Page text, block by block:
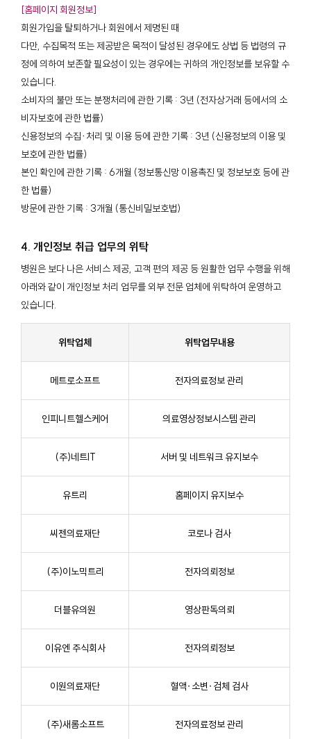
[홈페이지 회원정보]
회원가입을 탈퇴하거나 회원에서 제명된 때
다만, 수집목적 또는 제공받은 목적이 달성된 경우에도 상법 등 법령의 규
정에 의하여 보존할 필요성이 있는 경우에는 귀하의 개인정보를 보유할 수
있습니다.
소비자의 불만 또는 분쟁처리에 관한 기록 : 3년 (전자상거래 등에서의 소
비자보호에 관한 법률)
신용정보의 수집∙처리 및 이용 등에 관한 기록 : 3년 (신용정보의 이용 및
보호에 관한 법률)
본인 확인에 관한 기록 : 6개월 (정보통신망 이용촉진 및 정보보호 등에 관
한 법률)
방문에 관한 기록 : 3개월 (통신비밀보호법)
4. 개인정보 취급 업무의 위탁
병원은 보다 나은 서비스 제공, 고객 편의 제공 등 원활한 업무 수행을 위해
아래와 같이 개인정보 처리 업무를 외부 전문 업체에 위탁하여 운영하고
있습니다.
위탁업체 위탁업무내용
메트로소프트 전자의료정보 관리
인피니트헬스케어 의료영상정보시스템 관리
(주)네트IT 서버 및 네트워크 유지보수
유트리 홈페이지 유지보수
씨젠의료재단 코로나 검사
(주)이노믹트리 전자의뢰정보
더블유의원 영상판독의뢰
이유엔 주식회사 전자의뢰정보
이원의료재단 혈액∙소변∙검체 검사
(주)새롬소프트 전자의료정보 관리